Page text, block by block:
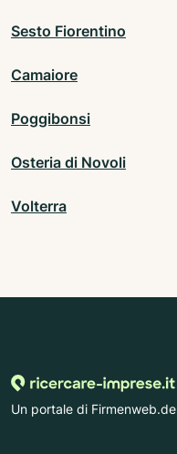
Sesto Fiorentino
Camaiore
Poggibonsi
Osteria di Novoli
Volterra
Un portale di Firmenweb.de